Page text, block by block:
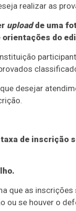
realizar as
uploadde uma
orientações do
desejar
de inscrição
que as
ou se houver o